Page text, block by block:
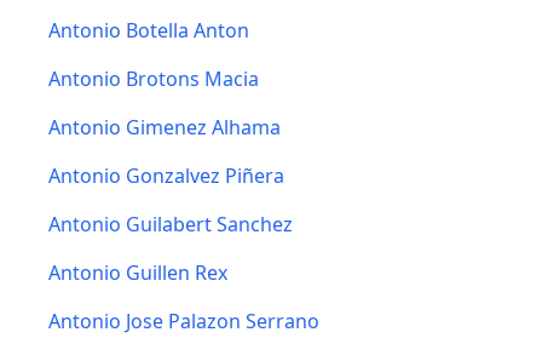
Antonio Botella Anton
Antonio Brotons Macia
Antonio Gimenez Alhama
Antonio Gonzalvez Piñera
Antonio Guilabert Sanchez
Antonio Guillen Rex
Antonio Jose Palazon Serrano